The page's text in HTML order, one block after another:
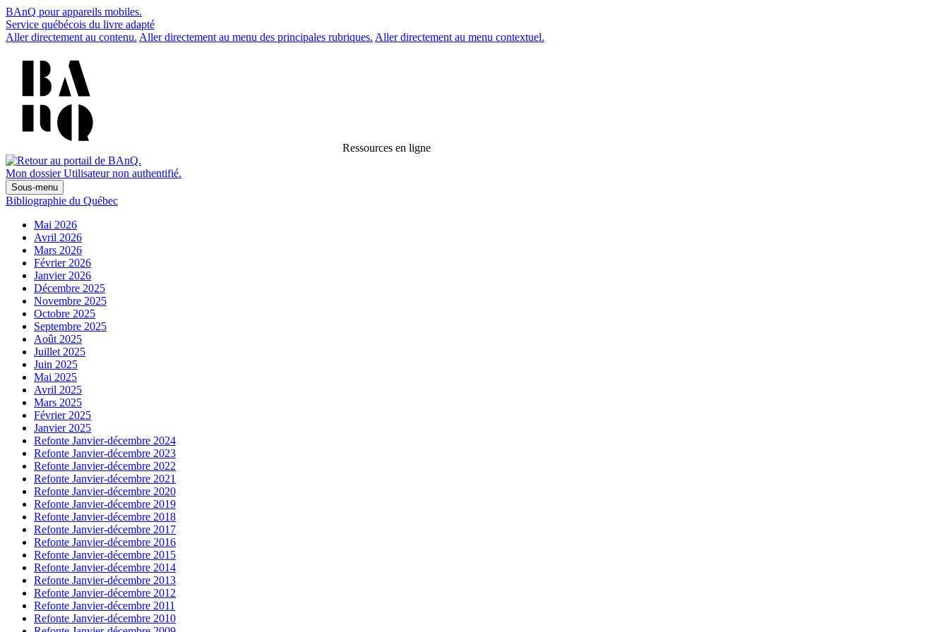
BAnQ pour appareils mobiles.
Service québécois du livre adapté
Aller directement au contenu. Aller directement au menu des principales rubriques. Aller directement au menu contextuel.
Ressources en ligne
Mon dossier Utilisateur non authentifié.
Sous-menu
Bibliographie du Québec
Mai 2026
Avril 2026
Mars 2026
Février 2026
Janvier 2026
Décembre 2025
Novembre 2025
Octobre 2025
Septembre 2025
Août 2025
Juillet 2025
Juin 2025
Mai 2025
Avril 2025
Mars 2025
Février 2025
Janvier 2025
Refonte Janvier-décembre 2024
Refonte Janvier-décembre 2023
Refonte Janvier-décembre 2022
Refonte Janvier-décembre 2021
Refonte Janvier-décembre 2020
Refonte Janvier-décembre 2019
Refonte Janvier-décembre 2018
Refonte Janvier-décembre 2017
Refonte Janvier-décembre 2016
Refonte Janvier-décembre 2015
Refonte Janvier-décembre 2014
Refonte Janvier-décembre 2013
Refonte Janvier-décembre 2012
Refonte Janvier-décembre 2011
Refonte Janvier-décembre 2010